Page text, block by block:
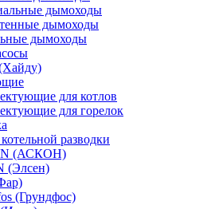
дымоходы
дымоходы
дымоходы
для котлов
для горелок
разводки
(АСКОН)
(Элсен)
(Грундфос)